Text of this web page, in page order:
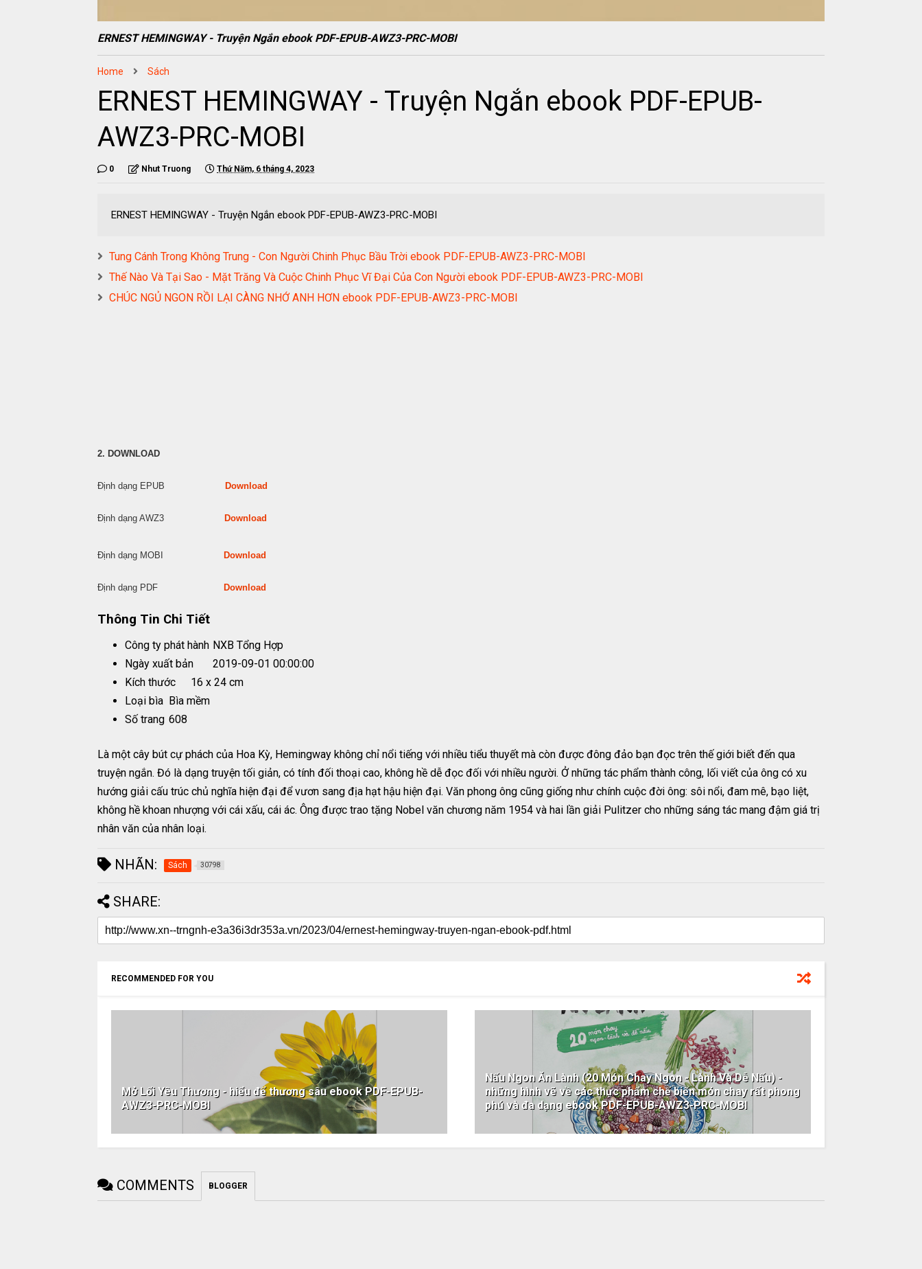
ERNEST HEMINGWAY - Truyện Ngắn ebook PDF-EPUB-AWZ3-PRC-MOBI
Home Sách
ERNEST HEMINGWAY - Truyện Ngắn ebook PDF-EPUB-
AWZ3-PRC-MOBI
0 Nhut Truong Thứ Năm, 6 tháng 4, 2023
ERNEST HEMINGWAY - Truyện Ngắn ebook PDF-EPUB-AWZ3-PRC-MOBI
Tung Cánh Trong Không Trung - Con Người Chinh Phục Bầu Trời ebook PDF-EPUB-AWZ3-PRC-MOBI
Thế Nào Và Tại Sao - Mặt Trăng Và Cuộc Chinh Phục Vĩ Đại Của Con Người ebook PDF-EPUB-AWZ3-PRC-MOBI
CHÚC NGỦ NGON RỒI LẠI CÀNG NHỚ ANH HƠN ebook PDF-EPUB-AWZ3-PRC-MOBI
2. DOWNLOAD
Định dạng EPUB Download
Định dạng AWZ3 Download
Định dạng MOBI Download
Định dạng PDF Download
Thông Tin Chi Tiết
Công ty phát hành NXB Tổng Hợp
Ngày xuất bản
2019-09-01 00:00:00
Kích thước
16 x 24 cm
Loại bìa Bìa mềm
Số trang 608
Là một cây bút cự phách của Hoa Kỳ, Hemingway không chỉ nổi tiếng với nhiều tiểu thuyết mà còn được đông đảo bạn đọc trên thế giới biết đến qua
truyện ngắn. Đó là dạng truyện tối giản, có tính đối thoại cao, không hề dễ đọc đối với nhiều người. Ở những tác phẩm thành công, lối viết của ông có xu
hướng giải cấu trúc chủ nghĩa hiện đại để vươn sang địa hạt hậu hiện đại. Văn phong ông cũng giống như chính cuộc đời ông: sôi nổi, đam mê, bạo liệt,
không hề khoan nhượng với cái xấu, cái ác. Ông được trao tặng Nobel văn chương năm 1954 và hai lần giải Pulitzer cho những sáng tác mang đậm giá trị
nhân văn của nhân loại.
NHÃN: Sách 30798
SHARE:
RECOMMENDED FOR YOU
Mở Lối Yêu Thương - hiểu để thương sâu ebook PDF-EPUB-
AWZ3-PRC-MOBI
Nấu Ngon Ăn Lành (20 Món Chay Ngon - Lành Và Dễ Nấu) -
những hình vẽ về các thực phẩm chế biến món chay rất phong
phú và đa dạng ebook PDF-EPUB-AWZ3-PRC-MOBI
COMMENTS BLOGGER